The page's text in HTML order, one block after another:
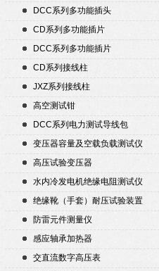
DCC系列多功能插头
CD系列多功能插片
DCC系列多功能插片
CD系列接线柱
JXZ系列接线柱
高空测试钳
DCC系列电力测试导线包
变压器容量及空载负载测试仪
高压试验变压器
水内冷发电机绝缘电阻测试仪
绝缘靴（手套）耐压试验装置
防雷元件测量仪
感应轴承加热器
交直流数字高压表